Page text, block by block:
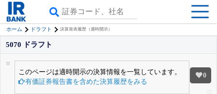
ホーム ドラフト 決算発表履歴（適時開示）
0
5070 ドラフト
このページは適時開示の決算情報を一覧しています。
有価証券報告書を含めた決算履歴をみる